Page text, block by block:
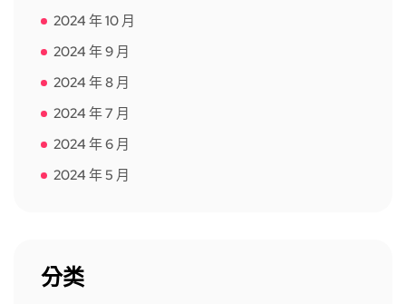
2024 年 10 月
2024 年 9 月
2024 年 8 月
2024 年 7 月
2024 年 6 月
2024 年 5 月
分类